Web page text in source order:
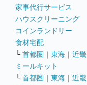
家事代行サービス
ハウスクリーニング
コインランドリー
食材宅配
└ 首都圏 ｜ 東海 ｜ 近畿
ミールキット
└ 首都圏 ｜ 東海 ｜ 近畿